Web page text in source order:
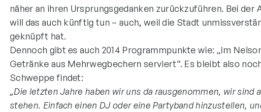
näher an ihren Ursprungsgedanken zurückzuführen. Bei
will das auch künftig tun – auch, weil die Stadt
geknüpft hat.
Dennoch gibt es auch 2014 Programmpunkte wie: „Im
Getränke aus Mehrwegbechern serviert“. Es bleibt also
Schweppe findet:
„Die letzten Jahre haben wir uns da rausgenommen, wir
stehen. Einfach einen DJ oder eine Partyband hinzustellen,